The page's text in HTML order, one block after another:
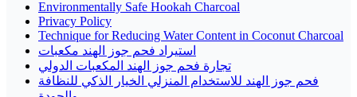
Environmentally Safe Hookah Charcoal
Privacy Policy
Technique for Reducing Water Content in Coconut Charcoal
استيراد فحم جوز الهند مكعبات
تجارة فحم جوز الهند المكعبات الدولي
فحم جوز الهند للاستخدام المنزلي الخيار الذكي للنظافة